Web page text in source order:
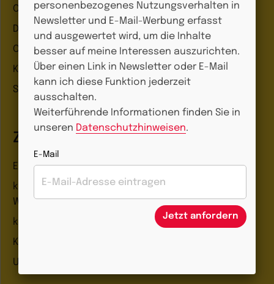
Organisation
Digitale Helfer
Online-Kurse
Kinderbücher
Schnäppchen
Zeitschriften
Entdeckungskiste
kindergarten heute Fachmagazin, Leitungsheft &
Wenn Eltern Rat suchen
kizz Elternwelt
Kleinstkinder in Kita und Tagespflege
Unser Ganztag
personenbezogenes Nutzungsverhalten in
Newsletter und E-Mail-Werbung erfasst
und ausgewertet wird, um die Inhalte
besser auf meine Interessen auszurichten.
Über einen Link in Newsletter oder E-Mail
kann ich diese Funktion jederzeit
ausschalten.
Weiterführende Informationen finden Sie in
unseren Datenschutzhinweisen.
E-Mail
Jetzt anfordern